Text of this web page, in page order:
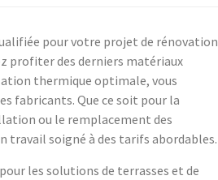
pour votre projet de rénovation
profiter des derniers matériaux
thermique optimale, vous
fabricants. Que ce soit pour la
ou le remplacement des
travail soigné à des tarifs abordables.
les solutions de terrasses et de